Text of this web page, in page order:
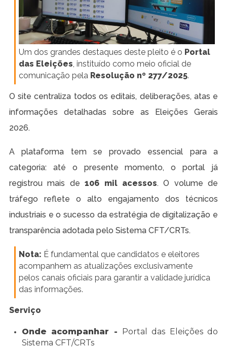
Um dos grandes destaques deste pleito é o Portal
das Eleições, instituído como meio oficial de
comunicação pela Resolução nº 277/2025.
O site centraliza todos os editais, deliberações, atas e
informações detalhadas sobre as Eleições Gerais
2026.
A plataforma tem se provado essencial para a
categoria: até o presente momento, o portal já
registrou mais de106 mil acessos. O volume de
tráfego reflete o alto engajamento dos técnicos
industriais e o sucesso da estratégia de digitalização e
transparência adotada pelo Sistema CFT/CRTs.
Nota: É fundamental que candidatos e eleitores
acompanhem as atualizações exclusivamente
pelos canais oficiais para garantir a validade jurídica
das informações.
Serviço
Onde acompanhar -
Portal das Eleições do
Sistema CFT/CRTs